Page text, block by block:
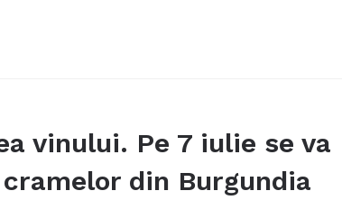
vinului. Pe 7 iulie se va
din Burgundia